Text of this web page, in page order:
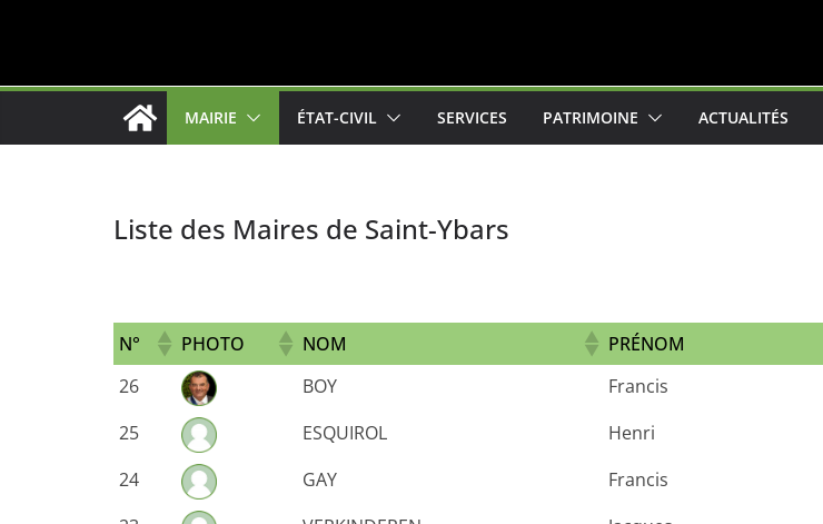
MAIRIE ÉTAT-CIVIL SERVICES PATRIMOINE ACTUALITÉS
Liste des Maires de Saint-Ybars
N° PHOTO NOM PRÉNOM
26
BOY Francis
25
ESQUIROL Henri
24
GAY Francis